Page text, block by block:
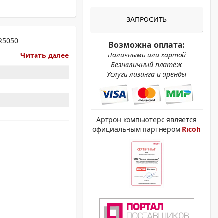
Читать далее
ЗАПРОСИТЬ
Возможна оплата:
Наличными или картой
Безналичный платёж
Услуги лизинга и аренды
Артрон компьютерс является
официальным партнером Ricoh